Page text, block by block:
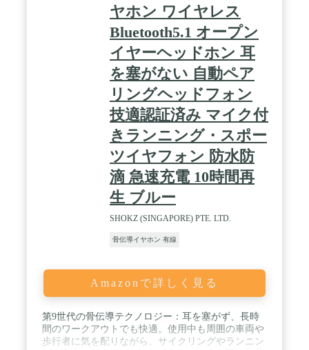
ヤホン ワイヤレス
Bluetooth5.1 オープン
イヤーヘッドホン 耳
を塞がない 自動ペア
リングヘッドフォン
技適認証済み マイク付
きランニング・スポー
ツイヤフォン 防水防
滴 急速充電 10時間再
生 ブルー
SHOKZ (SINGAPORE) PTE. LTD.
骨伝導イヤホン 有線
Amazonで詳しく見る
第9世代の骨伝導テクノロジー：耳を塞がず、長時
間のワークアウトでも快適。使用中も周囲の車両や
歩行者に気を配りながら、サイクリングやランニン